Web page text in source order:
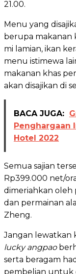
21.00.
Menu yang
berupa makanan
mi lamian, ikan
menu istimewa
makanan khas
akan disajikan di
BACA JUGA:
Penghargaan
Hotel 2022
Semua sajian
Rp399.000 net/
dimeriahkan oleh
dan permainan
Zheng.
Jangan lewatkan
lucky angpao
serta beragam
pembelian untuk